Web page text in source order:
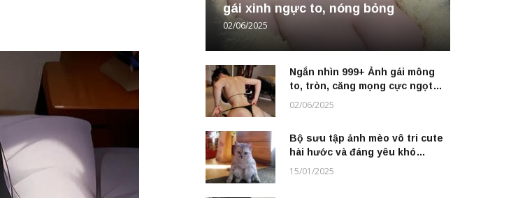
gái xinh ngực to, nóng bỏng
02/06/2025
Ngắn nhìn 999+ Ảnh gái mông
to, tròn, căng mọng cực ngọt
nước
02/06/2025
Bộ sưu tập ảnh mèo vô tri cute
hài hước và đáng yêu khó
cưỡng
15/01/2025